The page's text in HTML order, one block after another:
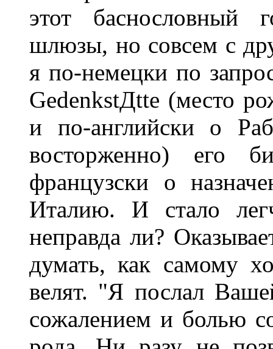
этот баснословный
шлюзы, но совсем с
я по-немецки по
GedenkstДtte (место
и по-английски о
восторженно) его
французски о
Италию. И стало
неправда ли?
думать, как самому
велят. "Я послал
сожалением и болью